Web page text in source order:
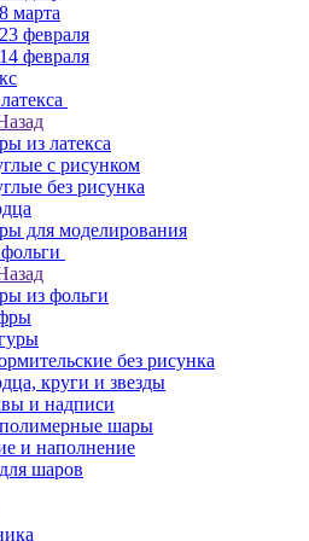
марта
февраля
февраля
из латекса
с рисунком
без рисунка
для моделирования
из фольги
без рисунка
круги и звезды
и надписи
шары
и наполнение
шаров